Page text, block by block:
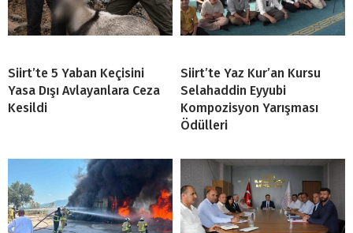
Siirt’te 5 Yaban Keçisini
Yasa Dışı Avlayanlara Ceza
Kesildi
Siirt’te Yaz Kur’an Kursu
Selahaddin Eyyubi
Kompozisyon Yarışması
Ödülleri